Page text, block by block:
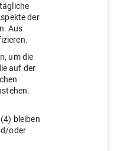
der
Aus
um die
auf der
bleiben
oder